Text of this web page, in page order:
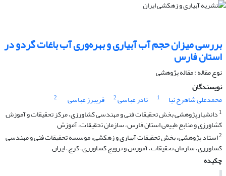
بررسی میزان حجم آب آبیاری و بهره‌وری آب باغات گردو در
استان فارس
نوع مقاله : مقاله پژوهشی
نویسندگان
محمدعلی شاهرخ نیا
1 نادر عباسی2 فریبرز عباسی
2
1 دانشیارپژوهشی بخش تحقیقات فنی و مهندسی کشاورزی، مرکز تحقیقات و آموزش
کشاورزی و منابع طبیعی استان فارس، سازمان تحقیقات، آموزش
2استاد پژوهشی، بخش تحقیقات آبیاری و زهکشی، موسسه تحقیقات فنی و مهندسی
کشاورزی، سازمان تحقیقات، آموزش و ترویج کشاورزی، کرج، ایران.
چکیده